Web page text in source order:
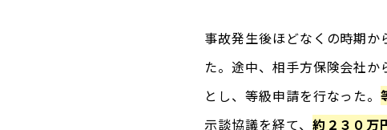
事故発生後ほどなくの時期
た。途中、相手方保険会社
とし、等級申請を行なった。
示談協議を経て、 約２３０万